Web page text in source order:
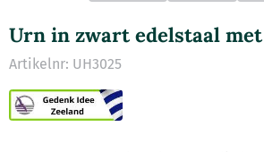
Urn in zwart edelstaal met
Artikelnr: UH3025